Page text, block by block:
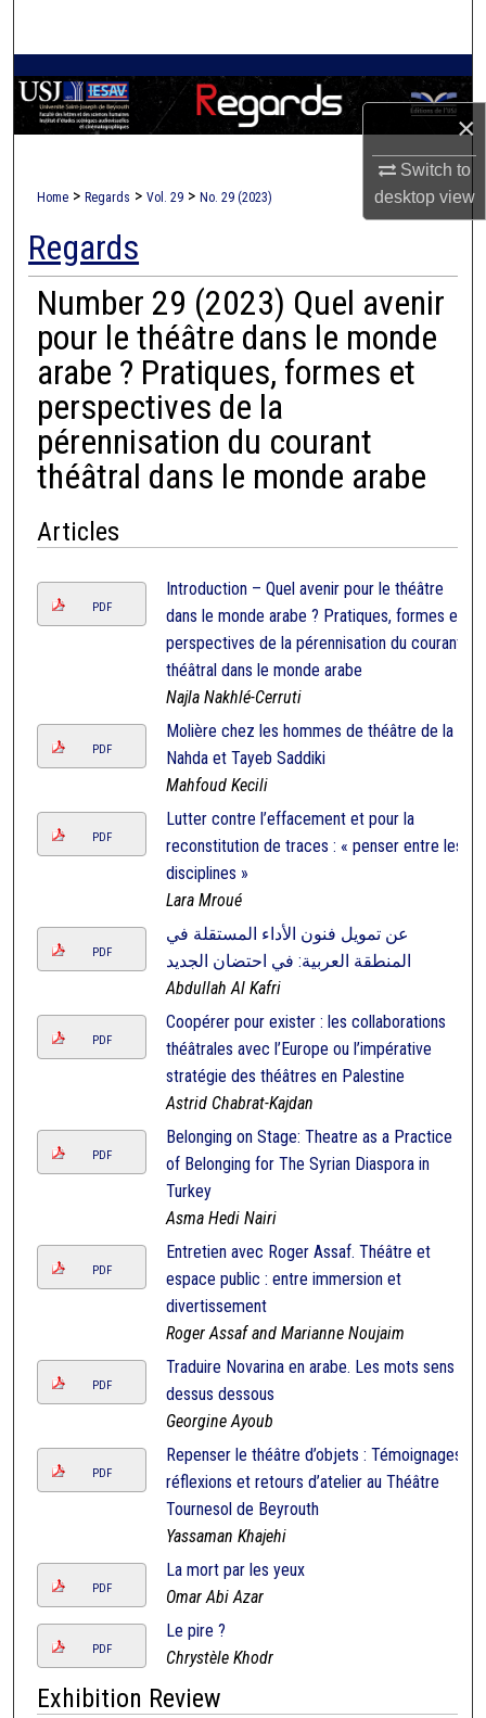
×
Switch to
desktopview
Browse Collections
My Account
About
Digital Commons Network™
Home > Regards > Vol. 29 > No. 29 (2023)
Regards
Number 29 (2023) Quel avenir
pour le théâtre dans le monde
arabe ? Pratiques, formes et
perspectives de la
pérennisation du courant
théâtral dans le monde arabe
Articles
PDF
Introduction – Quel avenir pour le théâtre
dans le monde arabe ? Pratiques, formes et
perspectives de la pérennisation du courant
théâtral dans le monde arabe
Najla Nakhlé-Cerruti
PDF
Molière chez les hommes de théâtre de la
Nahda et Tayeb Saddiki
Mahfoud Kecili
PDF
Lutter contre l’effacement et pour la
reconstitution de traces : « penser entre les
disciplines »
Lara Mroué
PDF
عن تمويل فنون الأداء المستقلة في
المنطقة العربية: في احتضان الجديد
Abdullah Al Kafri
PDF
Coopérer pour exister : les collaborations
théâtrales avec l’Europe ou l’impérative
stratégie des théâtres en Palestine
Astrid Chabrat-Kajdan
PDF
Belonging on Stage: Theatre as a Practice
of Belonging for The Syrian Diaspora in
Turkey
Asma Hedi Nairi
PDF
Entretien avec Roger Assaf. Théâtre et
espace public : entre immersion et
divertissement
Roger Assaf and Marianne Noujaim
PDF
Traduire Novarina en arabe. Les mots sens
dessus dessous
Georgine Ayoub
PDF
Repenser le théâtre d’objets : Témoignages,
réflexions et retours d’atelier au Théâtre
Tournesol de Beyrouth
Yassaman Khajehi
PDF
La mort par les yeux
Omar Abi Azar
PDF
Le pire ?
Chrystèle Khodr
Exhibition Review